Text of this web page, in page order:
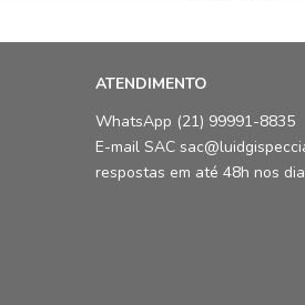
ATENDIMENTO
WhatsApp (21) 99991-8835
E-mail SAC
respostas em até 48h nos